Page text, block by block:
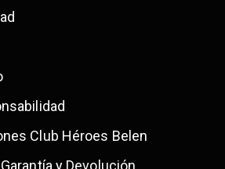
Club Héroes Belen
y Devolución